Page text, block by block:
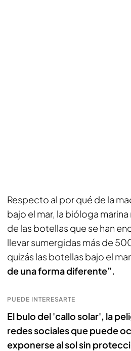
Respecto al por qué de la
bajo el mar, la bióloga marina
de las botellas que se han
llevar sumergidas más de
quizás las botellas bajo el mar
de una forma diferente”.
PUEDE INTERESARTE
El bulo del 'callo solar', la
redes sociales que puede
exponerse al sol sin